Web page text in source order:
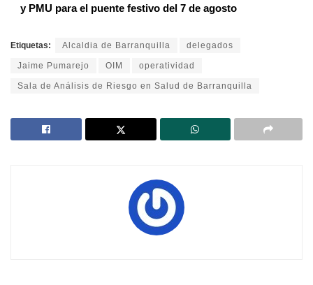
y PMU para el puente festivo del 7 de agosto
Etiquetas: Alcaldia de Barranquilla delegados
Jaime Pumarejo OIM operatividad
Sala de Análisis de Riesgo en Salud de Barranquilla